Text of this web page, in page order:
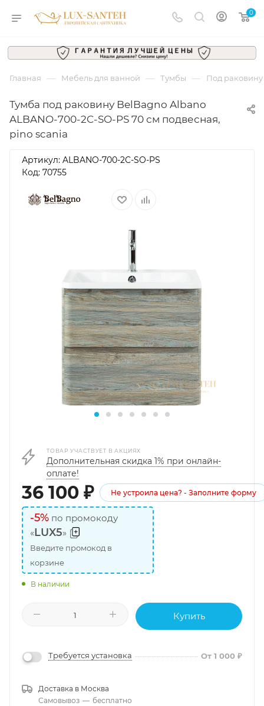
0
Главная — Мебель для ванной — Тумбы — Под раковину
Тумба под раковину BelBagno Albano
ALBANO-700-2C-SO-PS 70 см подвесная,
pino scania
Артикул: ALBANO-700-2C-SO-PS
Код: 70755
ТОВАР УЧАСТВУЕТ В АКЦИЯХ
Дополнительная скидка 1% при онлайн-
оплате!
36 100 ₽ Не устроила цена? - Заполните форму
-5% по промокоду
«LUX5»
Введите промокод в
корзине
В наличии
Купить
Требуется установка От 1 000 ₽
Доставка в Москва
Самовывоз — бесплатно